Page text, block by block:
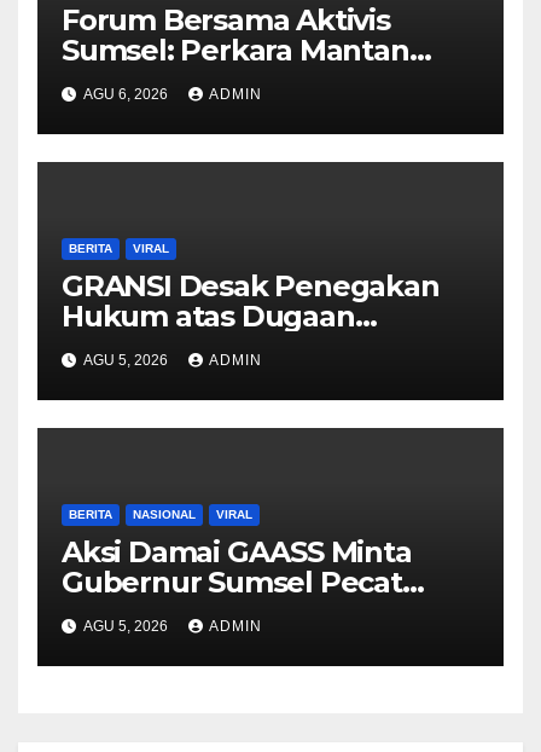
Forum Bersama Aktivis
Sumsel: Perkara Mantan
Wakil Bupati PALI Murni
Kasus Korupsi
AGU 6, 2026 ADMIN
BERITA VIRAL
GRANSI Desak Penegakan
Hukum atas Dugaan
Penyimpangan Dana Hibah
KONI Kota Palembang
AGU 5, 2026 ADMIN
BERITA NASIONAL VIRAL
Aksi Damai GAASS Minta
Gubernur Sumsel Pecat
Kepala Dinas BPKAD Provinsi
Sumsel
AGU 5, 2026 ADMIN